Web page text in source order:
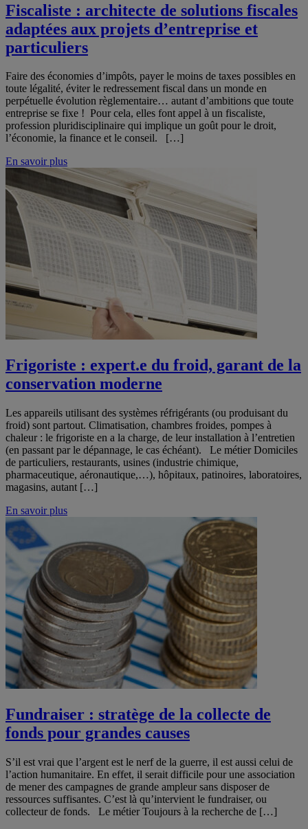
Fiscaliste : architecte de solutions fiscales
adaptées aux projets d’entreprise et
particuliers
Faire des économies d’impôts, payer le moins de taxes possibles en
toute légalité, éviter le redressement fiscal dans un monde en
perpétuelle évolution règlementaire… autant d’ambitions que toute
entreprise se fixe ! Pour cela, elles font appel à un fiscaliste,
profession pluridisciplinaire qui implique un goût pour le droit,
l’économie, la finance et le conseil. […]
En savoir plus
Frigoriste : expert.e du froid, garant de la
conservation moderne
Les appareils utilisant des systèmes réfrigérants (ou produisant du
froid) sont partout. Climatisation, chambres froides, pompes à
chaleur : le frigoriste en a la charge, de leur installation à l’entretien
(en passant par le dépannage, le cas échéant). Le métier Domiciles
de particuliers, restaurants, usines (industrie chimique,
pharmaceutique, aéronautique,…), hôpitaux, patinoires, laboratoires,
magasins, autant […]
En savoir plus
Fundraiser : stratège de la collecte de
fonds pour grandes causes
S’il est vrai que l’argent est le nerf de la guerre, il est aussi celui de
l’action humanitaire. En effet, il serait difficile pour une association
de mener des campagnes de grande ampleur sans disposer de
ressources suffisantes. C’est là qu’intervient le fundraiser, ou
collecteur de fonds. Le métier Toujours à la recherche de […]